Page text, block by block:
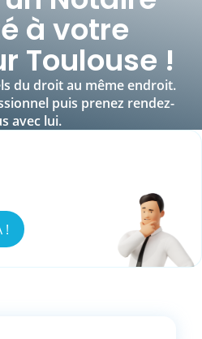
à votre
Toulouse !
du droit au même endroit.
puis prenez rendez-
avec lui.
!